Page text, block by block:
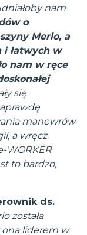
nam
o
Merlo, a
i łatwych w
nam w ręce
się
manewrów
a wręcz
WORKER
to bardzo,
ds.
została
ona liderem w